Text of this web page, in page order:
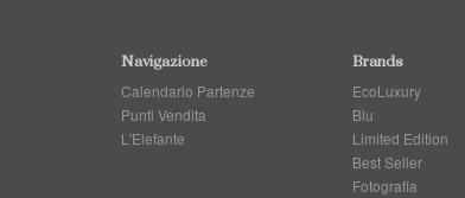
Navigazione
Calendario Partenze
Punti Vendita
L'Elefante
Brands
EcoLuxury
Blu
Limited Edition
Best Seller
Fotografia